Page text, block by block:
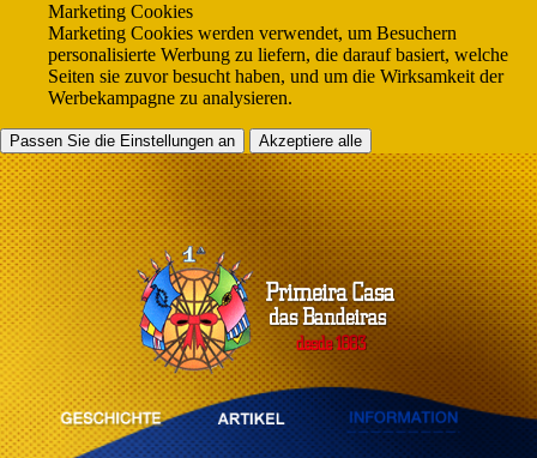
Marketing Cookies
Marketing Cookies werden verwendet, um Besuchern
personalisierte Werbung zu liefern, die darauf basiert, welche
Seiten sie zuvor besucht haben, und um die Wirksamkeit der
Werbekampagne zu analysieren.
Passen Sie die Einstellungen an Akzeptiere alle